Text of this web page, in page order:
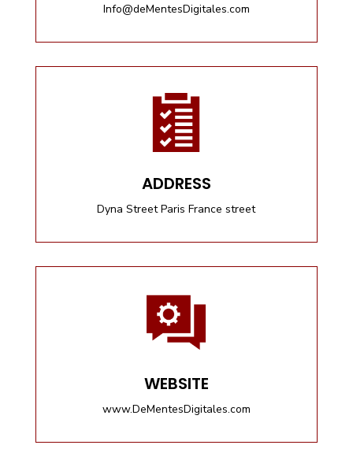
Info@deMentesDigitales.com
ADDRESS
Dyna Street Paris France street
WEBSITE
www.DeMentesDigitales.com